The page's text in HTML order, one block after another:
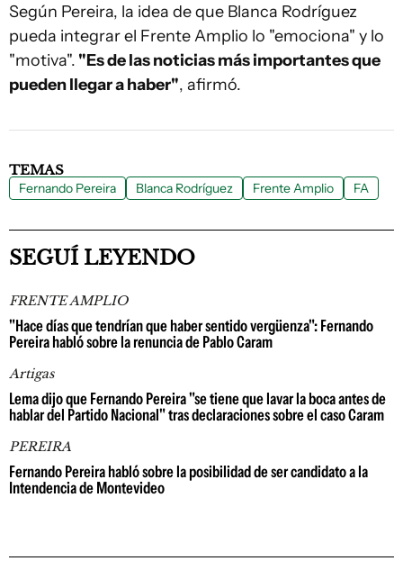
Según Pereira, la idea de que Blanca Rodríguez
pueda integrar el Frente Amplio lo "emociona" y lo
"motiva". "Es de las noticias más importantes que
pueden llegar a haber", afirmó.
TEMAS
Fernando Pereira Blanca Rodríguez Frente Amplio FA
SEGUÍ LEYENDO
FRENTE AMPLIO
"Hace días que tendrían que haber sentido vergüenza": Fernando
Pereira habló sobre la renuncia de Pablo Caram
Artigas
Lema dijo que Fernando Pereira "se tiene que lavar la boca antes de
hablar del Partido Nacional" tras declaraciones sobre el caso Caram
PEREIRA
Fernando Pereira habló sobre la posibilidad de ser candidato a la
Intendencia de Montevideo